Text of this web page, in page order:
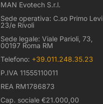
MAN Evotech S.r.l.
Sede operativa: C.so Primo Levi
23/e Rivoli
Sede legale: Viale Parioli, 73,
00197 Roma RM
Telefono: +39.011.248.35.23
P.IVA 11555110011
REA RM1786873
Cap. sociale €21.000,00